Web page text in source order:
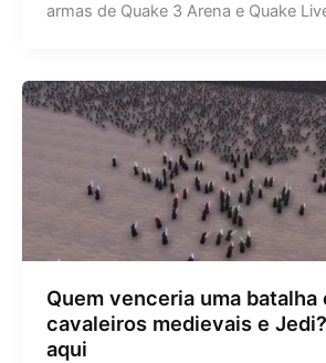
armas de Quake 3 Arena e Quake
Quem venceria uma batalha
cavaleiros medievais e
aqui